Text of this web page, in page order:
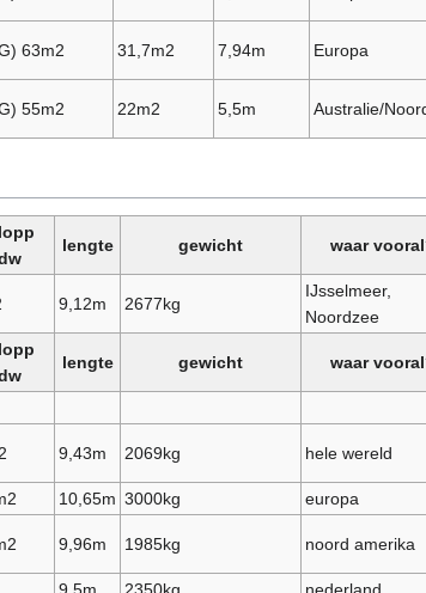
63m2 31,7m2 7,94m Europa
55m2 22m2 5,5m Australie/
lengte gewicht waar
9,12m 2677kg
IJsselmeer,
Noordzee
lengte gewicht waar
9,43m 2069kg hele wereld
10,65m 3000kg europa
9,96m 1985kg noord amerika